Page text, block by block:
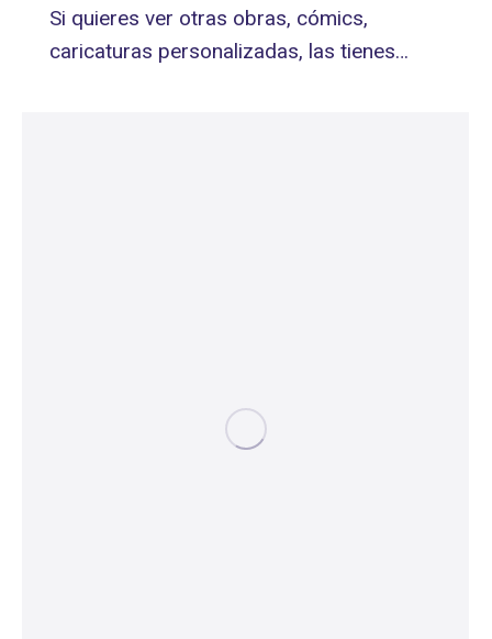
Si quieres ver otras obras, cómics,
caricaturas personalizadas, las tienes…